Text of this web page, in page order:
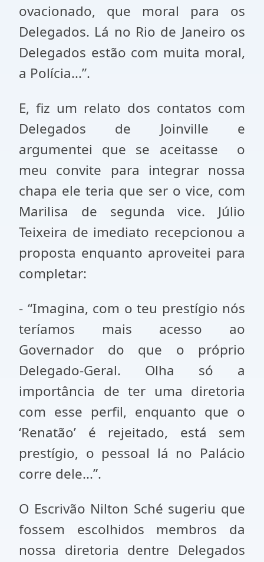
ovacionado, que moral para os
Delegados. Lá no Rio de Janeiro os
Delegados estão com muita moral,
a Polícia...”.
E, fiz um relato dos contatos com
Delegados de Joinville e
argumentei que se aceitasse o
meu convite para integrar nossa
chapa ele teria que ser o vice, com
Marilisa de segunda vice. Júlio
Teixeira de imediato recepcionou a
proposta enquanto aproveitei para
completar:
- “Imagina, com o teu prestígio nós
teríamos mais acesso ao
Governador do que o próprio
Delegado-Geral. Olha só a
importância de ter uma diretoria
com esse perfil, enquanto que o
‘Renatão’ é rejeitado, está sem
prestígio, o pessoal lá no Palácio
corre dele...”.
O Escrivão Nilton Sché sugeriu que
fossem escolhidos membros da
nossa diretoria dentre Delegados